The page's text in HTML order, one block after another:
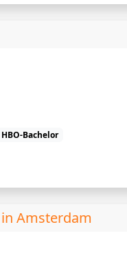
HBO-Bachelor
Amsterdam